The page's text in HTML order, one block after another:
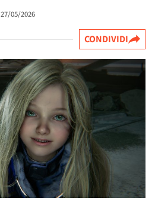
27/05/2026
CONDIVIDI